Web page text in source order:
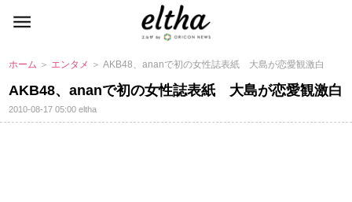
ホーム ＞ エンタメ ＞ AKB48、ananで初の女性誌表紙 大島が恋愛観激白
AKB48、ananで初の女性誌表紙 大島が恋愛観激白
2010-08-17 05:00eltha